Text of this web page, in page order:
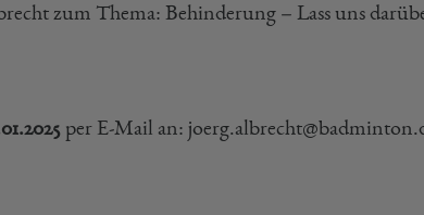
zum Thema: Behinderung – Lass uns
per E-Mail an: